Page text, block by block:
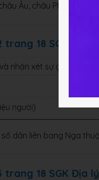
Âu, châu Phi và thế
18 SGK Địa lý
nhận xét sự gia tăng
người)
dân liên bang Nga
trang 18 SGK Địa